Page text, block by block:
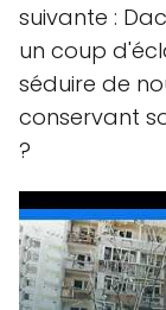
suivante :
un coup
séduire de
conservant
?